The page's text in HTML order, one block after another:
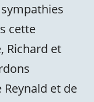
cette
Richard et
Reynald et de